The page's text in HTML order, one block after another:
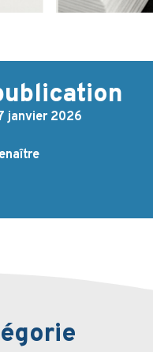
janvier 2026